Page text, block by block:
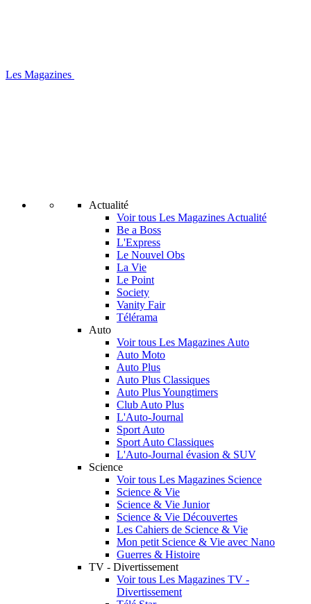
Les Magazines
Actualité
Voir tous Les Magazines Actualité
Be a Boss
L'Express
Le Nouvel Obs
La Vie
Le Point
Society
Vanity Fair
Télérama
Auto
Voir tous Les Magazines Auto
Auto Moto
Auto Plus
Auto Plus Classiques
Auto Plus Youngtimers
Club Auto Plus
L'Auto-Journal
Sport Auto
Sport Auto Classiques
L'Auto-Journal évasion & SUV
Science
Voir tous Les Magazines Science
Science & Vie
Science & Vie Junior
Science & Vie Découvertes
Les Cahiers de Science & Vie
Mon petit Science & Vie avec Nano
Guerres & Histoire
TV - Divertissement
Voir tous Les Magazines TV -
Divertissement